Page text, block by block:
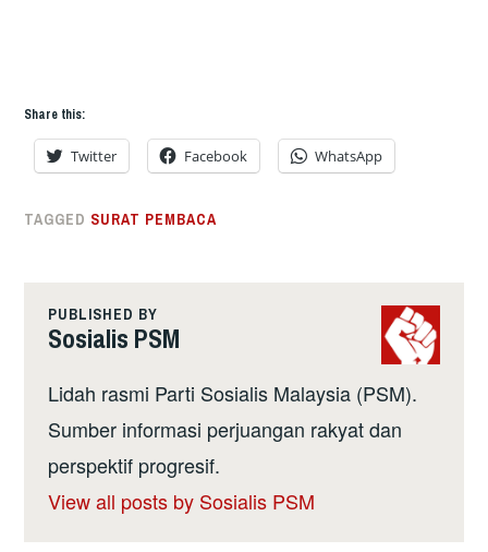
Share this:
Twitter Facebook WhatsApp
TAGGED SURAT PEMBACA
PUBLISHED BY
Sosialis PSM
Lidah rasmi Parti Sosialis Malaysia (PSM).
Sumber informasi perjuangan rakyat dan
perspektif progresif.
View all posts by Sosialis PSM